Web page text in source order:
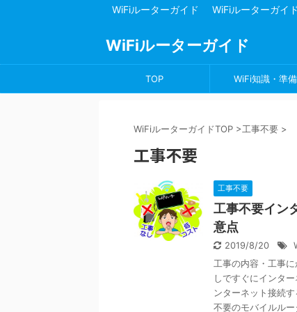
WiFiルーターガイド WiFiルーターガイ
WiFiルーターガイド
TOP WiFi知識・準備
WiFiルーターガイドTOP >工事不要 >
工事不要
工事不要
工事不要イン
意点
2019/8/20
工事の内容・工事
しですぐにインタ
ンターネット接続
不要のモバイルル